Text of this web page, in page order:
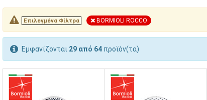
Επιλεγμένα Φίλτρα BORMIOLI ROCCO
Εμφανίζονται 29 από 64 προϊόν(τα)